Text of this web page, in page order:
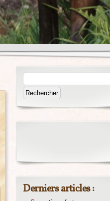
Derniers articles :